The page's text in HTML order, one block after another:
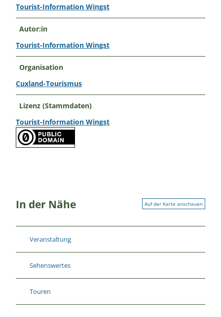
Tourist-Information Wingst
Autor:in
Tourist-Information Wingst
Organisation
Cuxland-Tourismus
Lizenz (Stammdaten)
Tourist-Information Wingst
In der Nähe Auf der Karte anschauen
Veranstaltung
Sehenswertes
Touren